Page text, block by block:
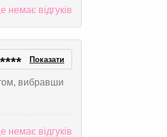
немає відгуків
**** Показати
вибравши
немає відгуків